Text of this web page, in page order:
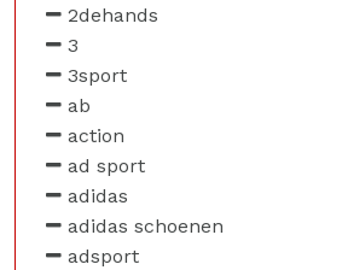
2dehands
3
3sport
ab
action
ad sport
adidas
adidas schoenen
adsport